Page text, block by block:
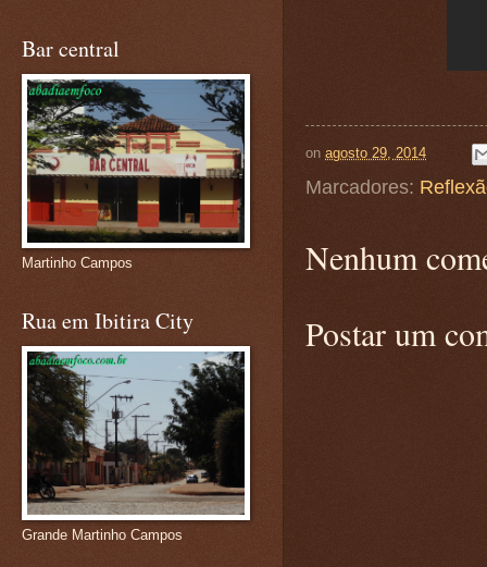
on agosto 29, 2014
Marcadores:
Nenhum
Postar um
Bar central
Martinho Campos
Rua em Ibitira City
Grande Martinho Campos